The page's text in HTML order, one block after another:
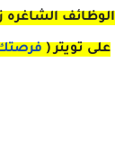
الشاغره
على تويتر(